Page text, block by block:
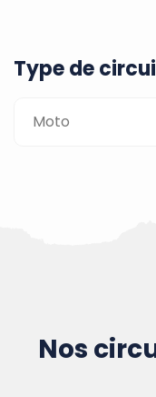
Type de
Moto
Nos